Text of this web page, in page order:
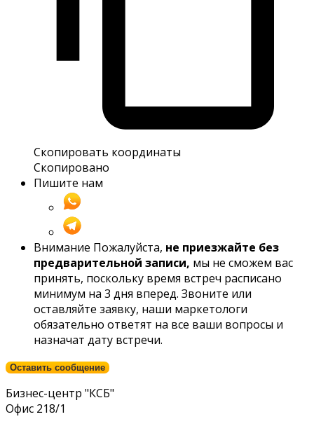
Скопировать координаты
Скопировано
Пишите нам
Внимание Пожалуйста, не приезжайте без
предварительной записи, мы не сможем вас
принять, поскольку время встреч расписано
минимум на 3 дня вперед. Звоните или
оставляйте заявку, наши маркетологи
обязательно ответят на все ваши вопросы и
назначат дату встречи.
Оставить сообщение
Бизнес-центр "КСБ"
Офис 218/1